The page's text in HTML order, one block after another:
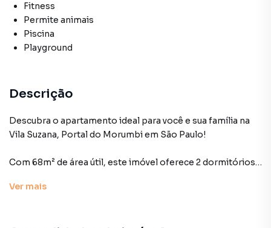
Fitness
Permite animais
Piscina
Playground
Descrição
Descubra o apartamento ideal para você e sua família na
Vila Suzana, Portal do Morumbi em São Paulo!
Com 68m² de área útil, este imóvel oferece 2 dormitórios
varanda fechada com vidro e persiana. Com 2 vagas de
Ver mais